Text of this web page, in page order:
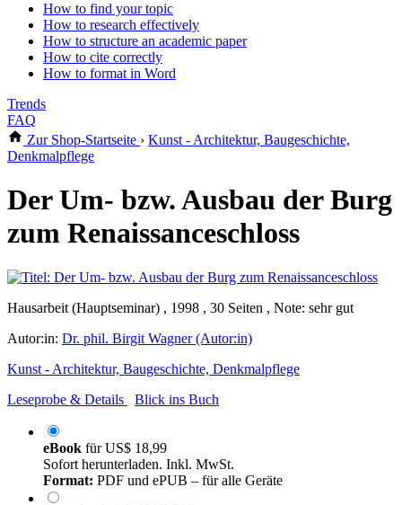
How to find your topic
How to research effectively
How to structure an academic paper
How to cite correctly
How to format in Word
Trends
FAQ
Zur Shop-Startseite › Kunst - Architektur, Baugeschichte,
Denkmalpflege
Der Um- bzw. Ausbau der Burg
zum Renaissanceschloss
Hausarbeit (Hauptseminar) , 1998 , 30 Seiten , Note: sehr gut
Autor:in: Dr. phil. Birgit Wagner (Autor:in)
Kunst - Architektur, Baugeschichte, Denkmalpflege
Leseprobe & Details
Blick ins Buch
eBook fürUS$ 18,99
Sofort herunterladen. Inkl. MwSt.
Format: PDF und ePUB – für alle Geräte